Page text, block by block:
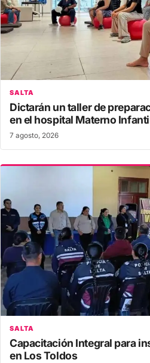
SALTA
Dictarán un taller de
en el hospital Materno
7 agosto, 2026
SALTA
Capacitación Integral para
en Los Toldos